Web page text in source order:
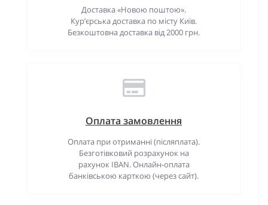
Доставка «Новою поштою».
Кур’єрська доставка по місту Київ.
Безкоштовна доставка від 2000 грн.
Оплата замовлення
Оплата при отриманні (післяплата).
Безготівковий розрахунок на
рахунок IBAN. Онлайн-оплата
банківською карткою (через сайт).